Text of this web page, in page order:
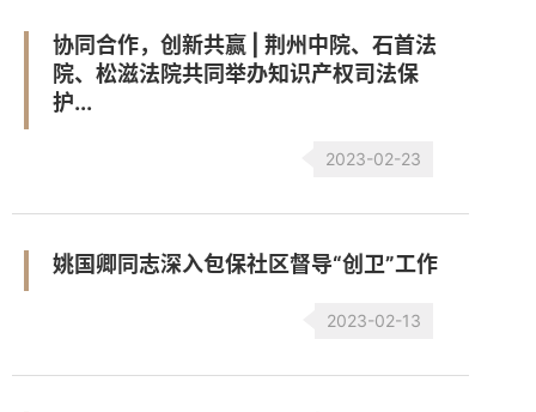
协同合作，创新共赢 | 荆州中院、石首法
院、松滋法院共同举办知识产权司法保
护...
2023-02-23
姚国卿同志深入包保社区督导“创卫”工作
2023-02-13